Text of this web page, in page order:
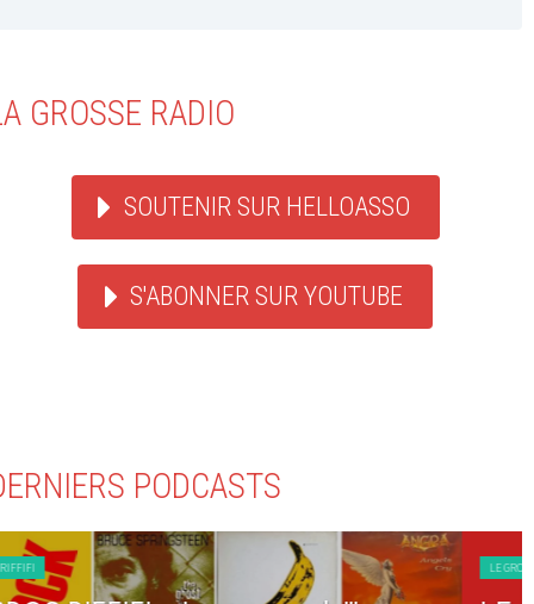
GROSSE RADIO
SOUTENIR SUR HELLOASSO
S'ABONNER SUR YOUTUBE
PODCASTS
LE GROS RIFFIFI